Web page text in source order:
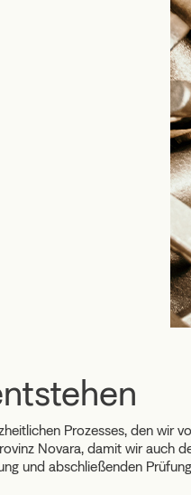
Prozesses, den
Novara, damit wir
und abschließenden